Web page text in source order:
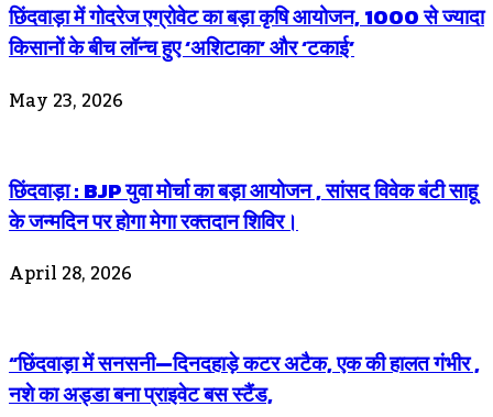
छिंदवाड़ा में गोदरेज एग्रोवेट का बड़ा कृषि आयोजन, 1000 से ज्यादा
किसानों के बीच लॉन्च हुए ‘अशिटाका’ और ‘टकाई’
May 23, 2026
छिंदवाड़ा : BJP युवा मोर्चा का बड़ा आयोजन , सांसद विवेक बंटी साहू
के जन्मदिन पर होगा मेगा रक्तदान शिविर।
April 28, 2026
“छिंदवाड़ा में सनसनी—दिनदहाड़े कटर अटैक, एक की हालत गंभीर ,
नशे का अड्डा बना प्राइवेट बस स्टैंड,